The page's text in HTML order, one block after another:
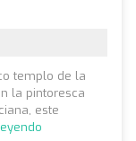
templo de la
la pintoresca
este